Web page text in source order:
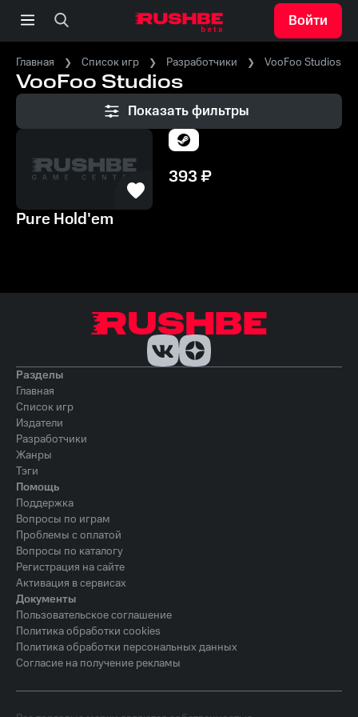
Войти
Главная Список игр Разработчики VooFoo Studios
VooFoo Studios
Показать фильтры
393₽
Pure Hold'em
Разделы
Главная
Список игр
Издатели
Разработчики
Жанры
Тэги
Помощь
Поддержка
Вопросы по играм
Проблемы с оплатой
Вопросы по каталогу
Регистрация на сайте
Активация в сервисах
Документы
Пользовательское соглашение
Политика обработки cookies
Политика обработки персональных данных
Согласие на получение рекламы